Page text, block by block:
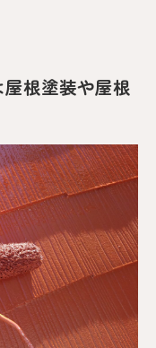
根塗装や屋根